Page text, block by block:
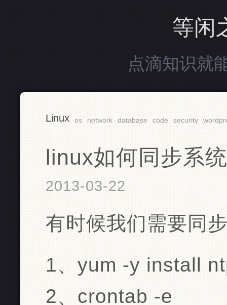
等闲
点滴知识就
Linux os network database code security
linux如何同步系
2013-03-22
有时候我们需要同
1、yum -y install
2、crontab -e